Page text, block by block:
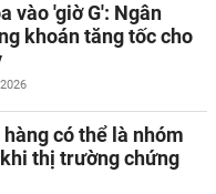
vào 'giờ G': Ngân
khoán tăng tốc cho
có thể là nhóm
thị trường chứng